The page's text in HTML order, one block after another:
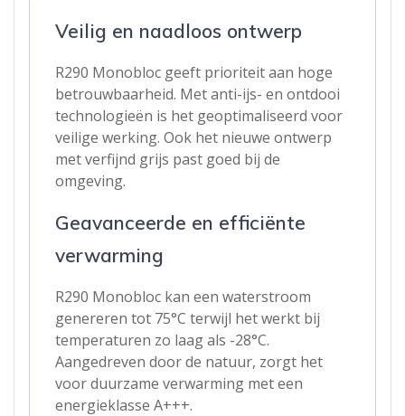
Veilig en naadloos ontwerp
R290 Monobloc geeft prioriteit aan hoge
betrouwbaarheid. Met anti-ijs- en ontdooi
technologieën is het geoptimaliseerd voor
veilige werking. Ook het nieuwe ontwerp
met verfijnd grijs past goed bij de
omgeving.
Geavanceerde en efficiënte
verwarming
R290 Monobloc kan een waterstroom
genereren tot 75°C terwijl het werkt bij
temperaturen zo laag als -28°C.
Aangedreven door de natuur, zorgt het
voor duurzame verwarming met een
energieklasse A+++.